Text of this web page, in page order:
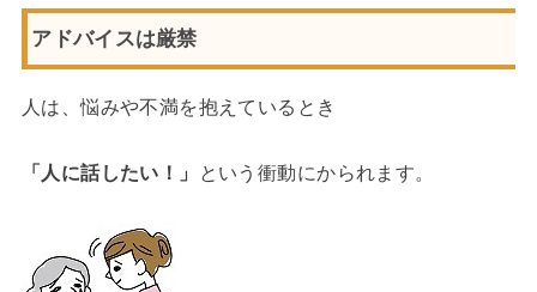
アドバイスは厳禁
人は、悩みや不満を抱えているとき
「人に話したい！」 という衝動にかられます。